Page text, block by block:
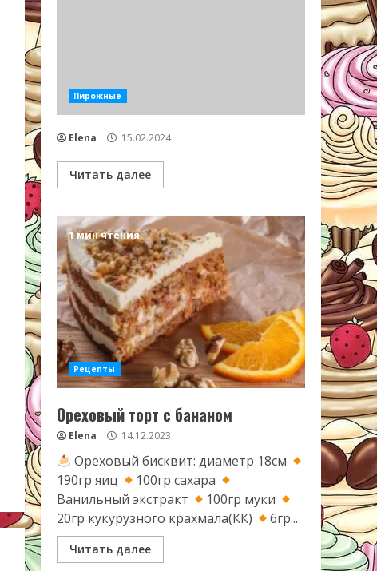
Пирожные
Elena 15.02.2024
Читать далее
1 мин чтения
Рецепты
Ореховый торт с бананом
Elena 14.12.2023
Ореховый бисквит: диаметр 18см
190гр яиц
100гр сахара
Ванильный экстракт
100гр муки
20гр кукурузного крахмала(КК)
6гр...
Читать далее